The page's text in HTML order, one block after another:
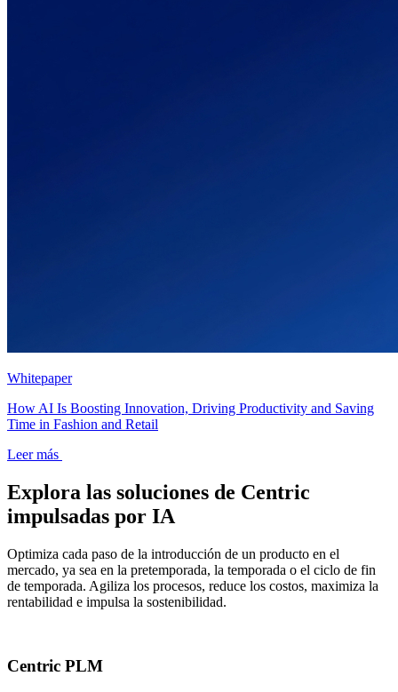
Whitepaper
How AI Is Boosting Innovation, Driving Productivity and Saving
Time in Fashion and Retail
Leer más
Explora las soluciones de Centric
impulsadas por IA
Optimiza cada paso de la introducción de un producto en el
mercado, ya sea en la pretemporada, la temporada o el ciclo de fin
de temporada. Agiliza los procesos, reduce los costos, maximiza la
rentabilidad e impulsa la sostenibilidad.
Centric PLM